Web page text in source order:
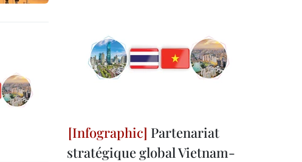
Partenariat
stratégique global Vietnam-